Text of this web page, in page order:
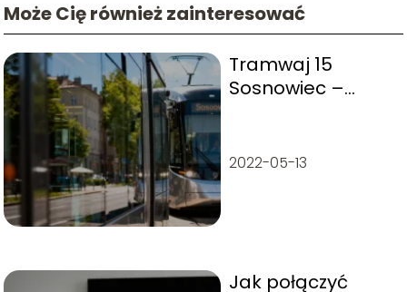
Może Cię również zainteresować
Tramwaj 15
Sosnowiec –
2022-05-13
Jak połączyć